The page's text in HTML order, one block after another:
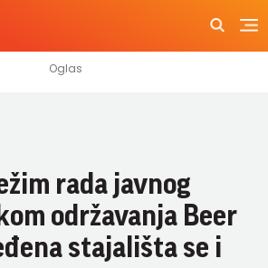
rada javnog
održavanja Beer
stajališta se i